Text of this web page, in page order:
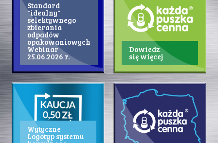
Standard
"idealny"
selektywnego
zbierania
odpadów
opakowaniowych
Webinar
25.06.2026 r.
Dowiedz
się więcej
Wytyczne
Logotyp systemu